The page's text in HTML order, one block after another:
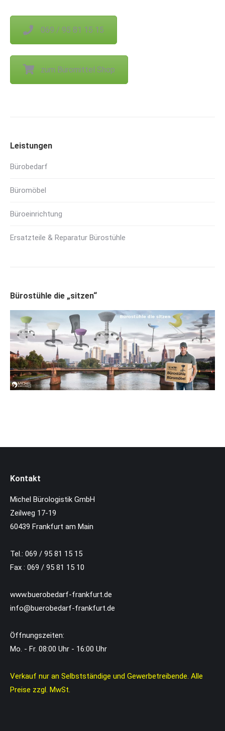
069 / 95 81 15 15
zum Büromittel Shop
Leistungen
Bürobedarf
Büromöbel
Büroeinrichtung
Ersatzteile & Reparatur Bürostühle
Bürostühle die „sitzen“
Kontakt
Michel Bürologistik GmbH
Zeilweg 17-19
60439 Frankfurt am Main
Tel.: 069 / 95 81 15 15
Fax : 069 / 95 81 15 10
www.buerobedarf-frankfurt.de
info@buerobedarf-frankfurt.de
Öffnungszeiten:
Mo. - Fr. 08:00 Uhr - 16:00 Uhr
Verkauf nur an Selbstständige und Gewerbetreibende. Alle
Preise zzgl. MwSt.